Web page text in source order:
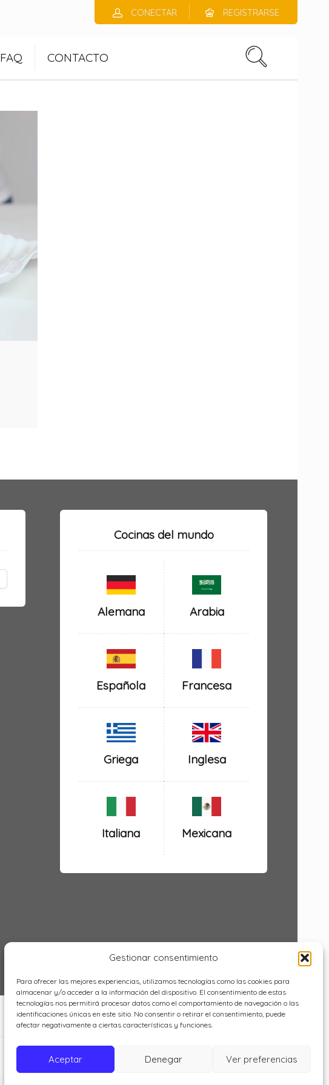
Gestionar consentimiento
Para ofrecer las mejores experiencias, utilizamos tecnologías como las cookies para
almacenar y/o acceder a la información del dispositivo. El consentimiento de estas
tecnologías nos permitirá procesar datos como el comportamiento de navegación o las
identificaciones únicas en este sitio. No consentir o retirar el consentimiento, puede
afectar negativamente a ciertas características y funciones.
Aceptar Denegar Ver preferencias
CONECTAR REGISTRARSE
FAQ CONTACTO
Cocinas del mundo
Alemana Arabia
Española Francesa
Griega Inglesa
Italiana Mexicana